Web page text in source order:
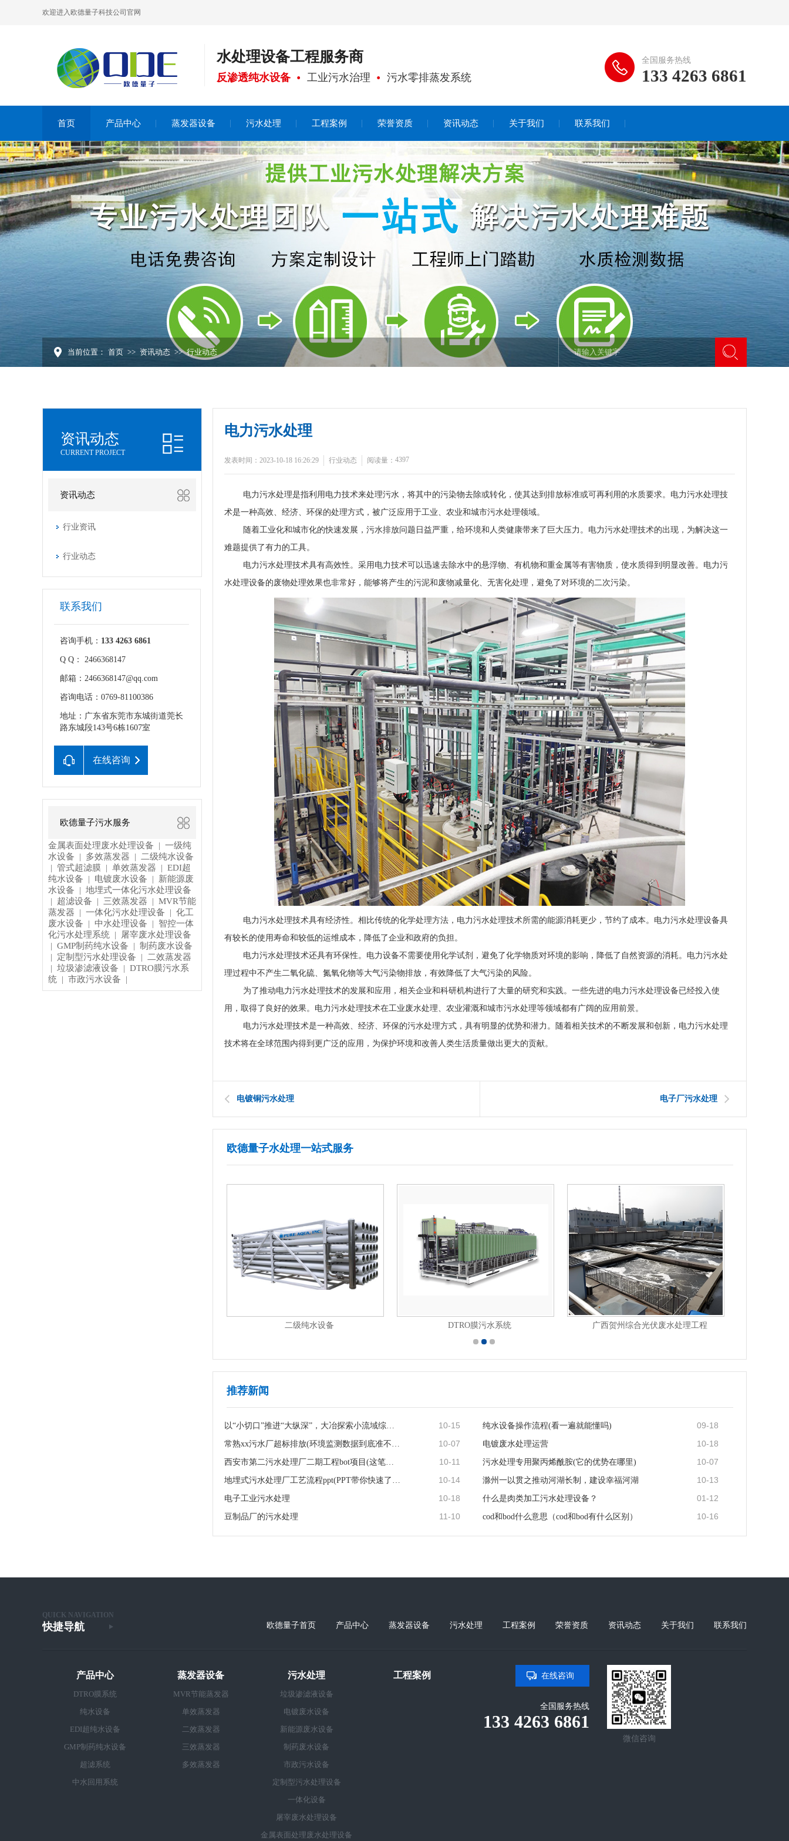
欢迎进入欧德量子科技公司官网
水处理设备工程服务商
反渗透纯水设备 工业污水治理 污水零排蒸发系统
全国服务热线
133 4263 6861
首页 产品中心 蒸发器设备 污水处理 工程案例 荣誉资质 资讯动态 关于我们 联系我们
当前位置： 首页 >> 资讯动态 >> 行业动态
资讯动态
CURRENT PROJECT
资讯动态
行业资讯
行业动态
联系我们
咨询手机： 133 4263 6861
Q Q： 2466368147
邮箱：2466368147@qq.com
咨询电话：0769-81100386
地址：广东省东莞市东城街道莞长
路东城段143号6栋1607室
在线咨询
欧德量子污水服务
金属表面处理废水处理设备
一级纯
水设备
多效蒸发器 二级纯水设备
管式超滤膜 单效蒸发器
EDI超
纯水设备
电镀废水设备
新能源废
水设备
地埋式一体化污水处理设备
超滤设备 三效蒸发器
MVR节能
蒸发器
一体化污水处理设备
化工
废水设备
中水处理设备
智控一体
化污水处理系统
屠宰废水处理设备
GMP制药纯水设备 制药废水设备
定制型污水处理设备 二效蒸发器
垃圾渗滤液设备
DTRO膜污水系
统
市政污水设备
电力污水处理
发表时间：2023-10-18 16:26:29 行业动态 阅读量： 4397
电力污水处理是指利用电力技术来处理污水，将其中的污染物去除或转化，使其达到排放标准或可再利用的水质要求。电力污水处理技
术是一种高效、经济、环保的处理方式，被广泛应用于工业、农业和城市污水处理领域。
随着工业化和城市化的快速发展，污水排放问题日益严重，给环境和人类健康带来了巨大压力。电力污水处理技术的出现，为解决这一
难题提供了有力的工具。
电力污水处理技术具有高效性。采用电力技术可以迅速去除水中的悬浮物、有机物和重金属等有害物质，使水质得到明显改善。电力污
水处理设备的废物处理效果也非常好，能够将产生的污泥和废物减量化、无害化处理，避免了对环境的二次污染。
电力污水处理技术具有经济性。相比传统的化学处理方法，电力污水处理技术所需的能源消耗更少，节约了成本。电力污水处理设备具
有较长的使用寿命和较低的运维成本，降低了企业和政府的负担。
电力污水处理技术还具有环保性。电力设备不需要使用化学试剂，避免了化学物质对环境的影响，降低了自然资源的消耗。电力污水处
理过程中不产生二氧化硫、氮氧化物等大气污染物排放，有效降低了大气污染的风险。
为了推动电力污水处理技术的发展和应用，相关企业和科研机构进行了大量的研究和实践。一些先进的电力污水处理设备已经投入使
用，取得了良好的效果。电力污水处理技术在工业废水处理、农业灌溉和城市污水处理等领域都有广阔的应用前景。
电力污水处理技术是一种高效、经济、环保的污水处理方式，具有明显的优势和潜力。随着相关技术的不断发展和创新，电力污水处理
技术将在全球范围内得到更广泛的应用，为保护环境和改善人类生活质量做出更大的贡献。
电镀铜污水处理 电子厂污水处理
欧德量子水处理一站式服务
二级纯水设备 DTRO膜污水系统 广西贺州综合光伏废水处理工程
推荐新闻
以“小切口”推进“大纵深”，大冶探索小流域综合治理新··· 10-15 纯水设备操作流程(看一遍就能懂吗) 09-18
常熟xx污水厂超标排放(环境监测数据到底准不准) 10-07 电镀废水处理运营 10-18
西安市第二污水处理厂二期工程bot项目(这笔钱都用在哪了··· 10-11 污水处理专用聚丙烯酰胺(它的优势在哪里) 10-07
地埋式污水处理厂工艺流程ppt(PPT带你快速了解) 10-14 滁州一以贯之推动河湖长制，建设幸福河湖 10-13
电子工业污水处理 10-18 什么是肉类加工污水处理设备？ 01-12
豆制品厂的污水处理 11-10 cod和bod什么意思（cod和bod有什么区别） 10-16
QUICK NAVIGATION
快捷导航 欧德量子首页 产品中心 蒸发器设备 污水处理 工程案例 荣誉资质 资讯动态 关于我们 联系我们
产品中心
DTRO膜系统
纯水设备
EDI超纯水设备
GMP制药纯水设备
超滤系统
中水回用系统
蒸发器设备
MVR节能蒸发器
单效蒸发器
二效蒸发器
三效蒸发器
多效蒸发器
污水处理
垃圾渗滤液设备
电镀废水设备
新能源废水设备
制药废水设备
市政污水设备
定制型污水处理设备
一体化设备
屠宰废水处理设备
金属表面处理废水处理设备
工程案例 在线咨询
全国服务热线
133 4263 6861
微信咨询